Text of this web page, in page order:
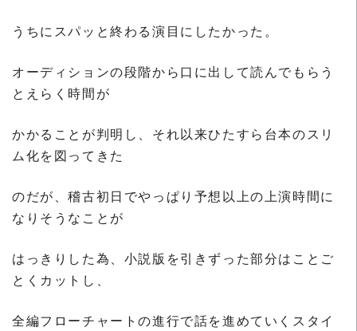
うちにスパッと終わる演目にしたかった。
オーディションの段階から口に出して読んでもらう
とえらく時間が
かかることが判明し、それ以来ひたすら台本のスリ
ム化を図ってきた
のだが、稽古初日でやっぱり予想以上の上演時間に
なりそうなことが
はっきりした為、小説版を引きずった部分はことご
とくカットし、
全編フローチャートの進行で話を進めていくスタイ